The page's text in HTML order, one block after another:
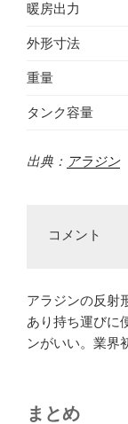
暖房出力
外形寸法
重量
タンク容量
出典： アラジン
コメント
アラジンの反射
あり持ち運びに
ンがいい。業界
まとめ